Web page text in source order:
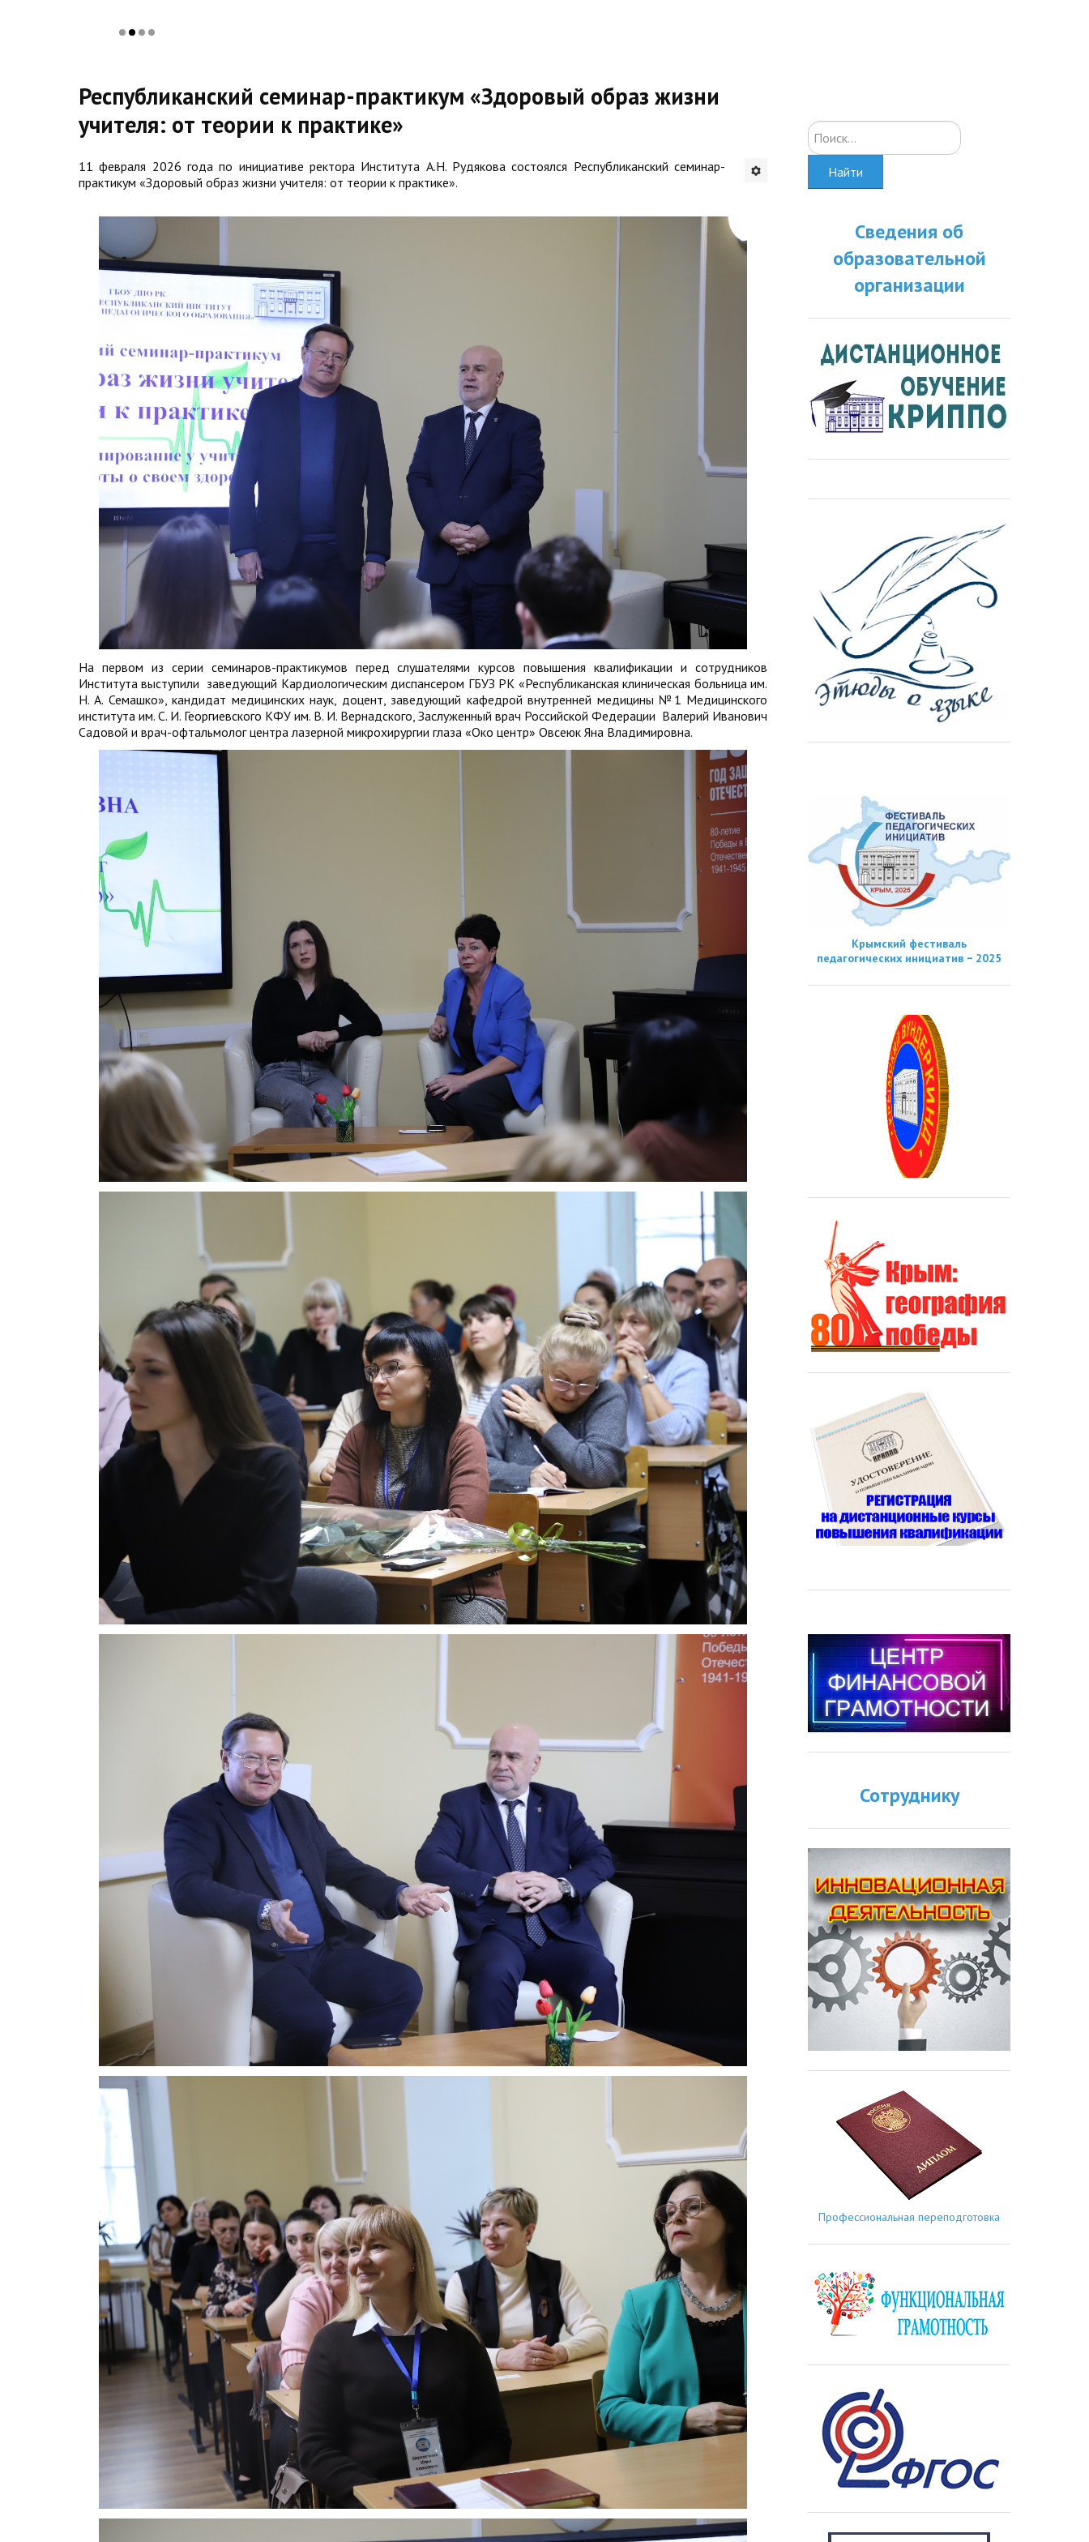
Республиканский семинар-практикум «Здоровый образ жизни
учителя: от теории к практике»
11 февраля 2026 года по инициативе ректора Института А.Н. Рудякова состоялся Республиканский семинар-
практикум «Здоровый образ жизни учителя: от теории к практике».
На первом из серии семинаров-практикумов перед слушателями курсов повышения квалификации и сотрудников
Института выступили заведующий Кардиологическим диспансером ГБУЗ РК «Республиканская клиническая больница им.
Н. А. Семашко», кандидат медицинских наук, доцент, заведующий кафедрой внутренней медицины №1 Медицинского
института им. С. И. Георгиевского КФУ им. В. И. Вернадского, Заслуженный врач Российской Федерации Валерий Иванович
Садовой и врач-офтальмолог центра лазерной микрохирургии глаза «Око центр» Овсеюк Яна Владимировна.
Искать...
Найти
Сведения об
образовательной
организации
Крымский фестиваль
педагогических инициатив − 2025
Сотруднику
Профессиональная переподготовка